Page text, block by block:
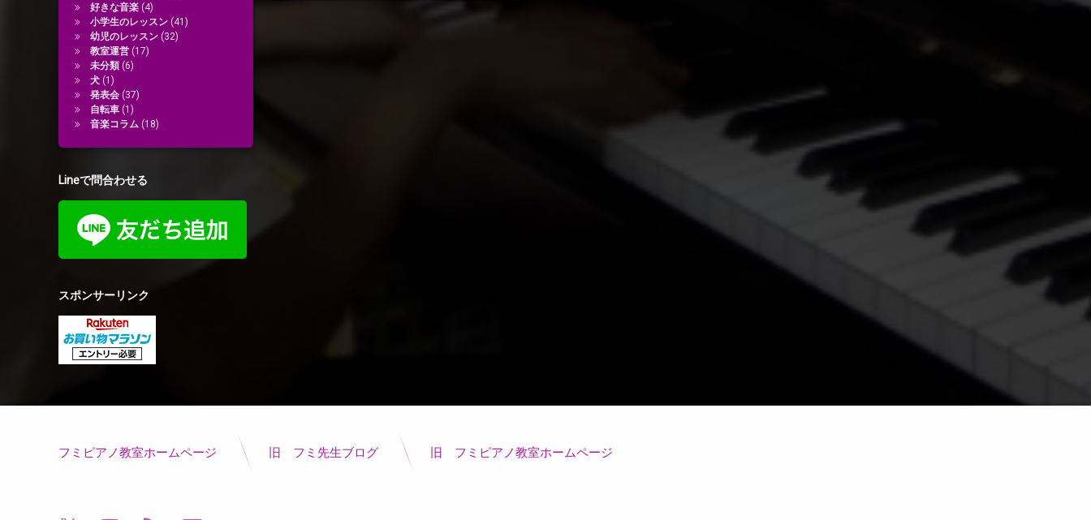
好きな音楽(4)
小学生のレッスン(41)
幼児のレッスン(32)
教室運営(17)
未分類(6)
犬(1)
発表会(37)
自転車(1)
音楽コラム(18)
Lineで問合わせる
スポンサーリンク
フミピアノ教室ホームページ 旧 フミ先生ブログ 旧 フミピアノ教室ホームページ